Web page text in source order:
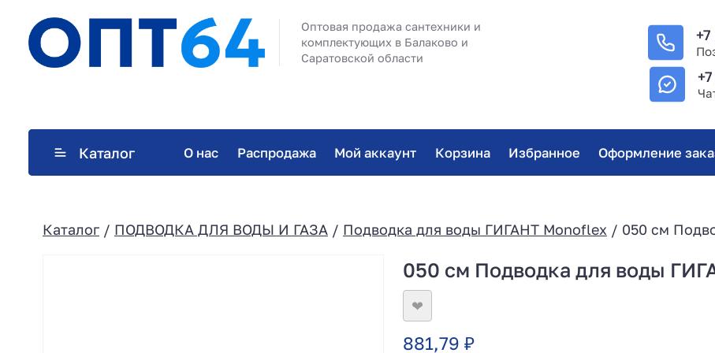
Оптовая продажа сантехники и
комплектующих в Балаково и
Саратовской области
Каталог О нас Распродажа Мой аккаунт Корзина Избранное Оформление
Каталог / ПОДВОДКА ДЛЯ ВОДЫ И ГАЗА / Подводка для воды ГИГАНТ Monoflex / 050 см
050 см Подводка для воды
❤
881,79₽